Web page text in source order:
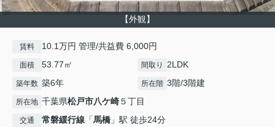
【外観】
賃料 10.1万円 管理/共益費 6,000円
面積 53.77㎡ 間取り 2LDK
築年数 築6年 所在階 3階/3階建
所在地 千葉県松戸市八ケ崎５丁目
交通 常磐緩行線 「馬橋 」駅 徒歩24分